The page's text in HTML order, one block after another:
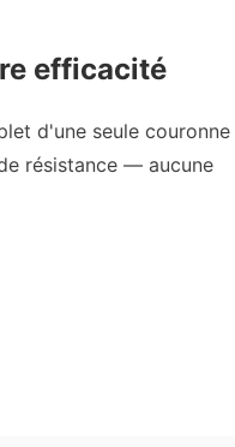
efficacité
d'une seule couronne
résistance — aucune